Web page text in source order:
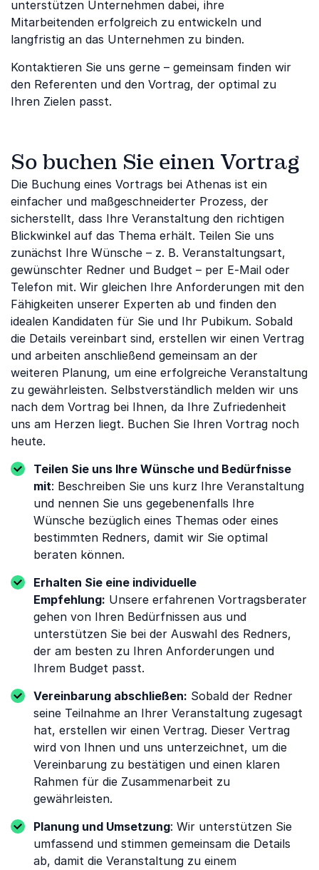
unterstützen Unternehmen dabei, ihre
Mitarbeitenden erfolgreich zu entwickeln und
langfristig an das Unternehmen zu binden.
Kontaktieren Sie uns gerne – gemeinsam finden wir
den Referenten und den Vortrag, der optimal zu
Ihren Zielen passt.
So buchen Sie einen Vortrag
Die Buchung eines Vortrags bei Athenas ist ein
einfacher und maßgeschneiderter Prozess, der
sicherstellt, dass Ihre Veranstaltung den richtigen
Blickwinkel auf das Thema erhält. Teilen Sie uns
zunächst Ihre Wünsche – z. B. Veranstaltungsart,
gewünschter Redner und Budget – per E-Mail oder
Telefon mit. Wir gleichen Ihre Anforderungen mit den
Fähigkeiten unserer Experten ab und finden den
idealen Kandidaten für Sie und Ihr Pubikum. Sobald
die Details vereinbart sind, erstellen wir einen Vertrag
und arbeiten anschließend gemeinsam an der
weiteren Planung, um eine erfolgreiche Veranstaltung
zu gewährleisten. Selbstverständlich melden wir uns
nach dem Vortrag bei Ihnen, da Ihre Zufriedenheit
uns am Herzen liegt. Buchen Sie Ihren Vortrag noch
heute.
Teilen Sie uns Ihre Wünsche und Bedürfnisse
mit: Beschreiben Sie uns kurz Ihre Veranstaltung
und nennen Sie uns gegebenenfalls Ihre
Wünsche bezüglich eines Themas oder eines
bestimmten Redners, damit wir Sie optimal
beraten können.
Erhalten Sie eine individuelle
Empfehlung: Unsere erfahrenen Vortragsberater
gehen von Ihren Bedürfnissen aus und
unterstützen Sie bei der Auswahl des Redners,
der am besten zu Ihren Anforderungen und
Ihrem Budget passt.
Vereinbarung abschließen: Sobald der Redner
seine Teilnahme an Ihrer Veranstaltung zugesagt
hat, erstellen wir einen Vertrag. Dieser Vertrag
wird von Ihnen und uns unterzeichnet, um die
Vereinbarung zu bestätigen und einen klaren
Rahmen für die Zusammenarbeit zu
gewährleisten.
Planung und Umsetzung: Wir unterstützen Sie
umfassend und stimmen gemeinsam die Details
ab, damit die Veranstaltung zu einem